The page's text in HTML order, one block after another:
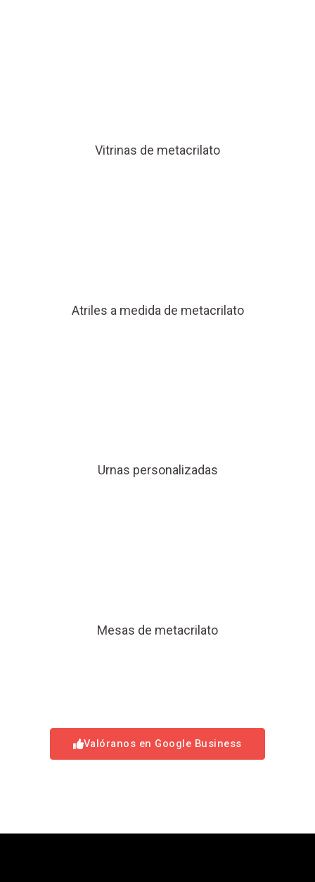
Vitrinas de metacrilato
Atriles a medida de metacrilato
Urnas personalizadas
Mesas de metacrilato
Valóranos en Google Business